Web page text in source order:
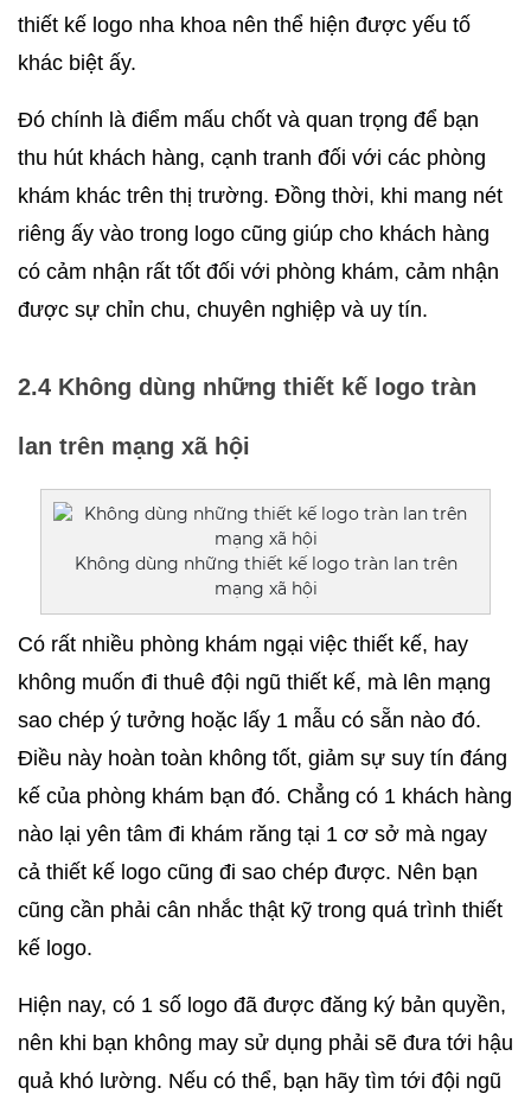
thiết kế logo nha khoa nên thể hiện được yếu tố
khác biệt ấy.
Đó chính là điểm mấu chốt và quan trọng để bạn
thu hút khách hàng, cạnh tranh đối với các phòng
khám khác trên thị trường. Đồng thời, khi mang nét
riêng ấy vào trong logo cũng giúp cho khách hàng
có cảm nhận rất tốt đối với phòng khám, cảm nhận
được sự chỉn chu, chuyên nghiệp và uy tín.
2.4 Không dùng những thiết kế logo tràn
lan trên mạng xã hội
Không dùng những thiết kế logo tràn lan trên
mạng xã hội
Có rất nhiều phòng khám ngại việc thiết kế, hay
không muốn đi thuê đội ngũ thiết kế, mà lên mạng
sao chép ý tưởng hoặc lấy 1 mẫu có sẵn nào đó.
Điều này hoàn toàn không tốt, giảm sự suy tín đáng
kế của phòng khám bạn đó. Chẳng có 1 khách hàng
nào lại yên tâm đi khám răng tại 1 cơ sở mà ngay
cả thiết kế logo cũng đi sao chép được. Nên bạn
cũng cần phải cân nhắc thật kỹ trong quá trình thiết
kế logo.
Hiện nay, có 1 số logo đã được đăng ký bản quyền,
nên khi bạn không may sử dụng phải sẽ đưa tới hậu
quả khó lường. Nếu có thể, bạn hãy tìm tới đội ngũ